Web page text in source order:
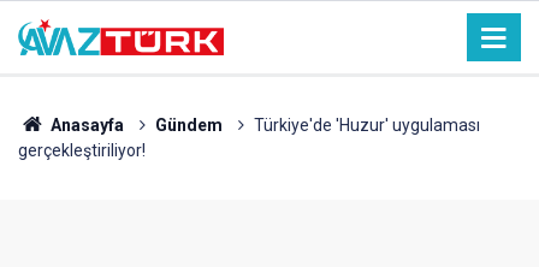
Anasayfa Gündem
Türkiye'de 'Huzur' uygulaması
gerçekleştiriliyor!